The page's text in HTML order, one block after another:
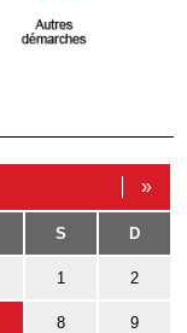
»
S D
1 2
8 9